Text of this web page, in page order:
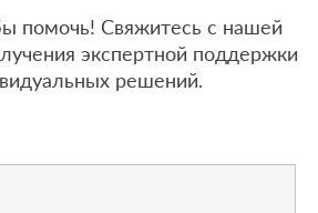
помочь! Свяжитесь с нашей
экспертной поддержки
решений.